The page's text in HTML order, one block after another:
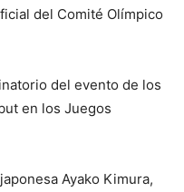
del Comité Olímpico
del evento de los
en los Juegos
Ayako Kimura,